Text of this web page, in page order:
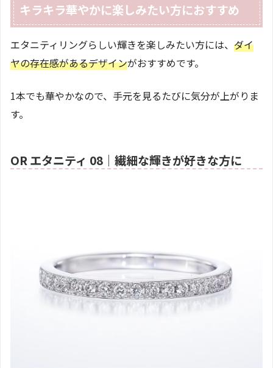
キラキラ華やかに楽しみたい方におすすめ
エタニティリングらしい輝きを楽しみたい方には、 ダイ
ヤの存在感があるデザインがおすすめです。
1本でも華やかなので、手元を見るたびに気分が上がりま
す。
OR エタニティ 08｜繊細な輝きが好きな方に